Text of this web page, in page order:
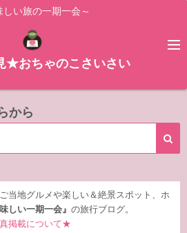
しい旅の一期一会～
★おちゃのこさいさい
から
当地グルメや楽しい＆絶景スポット、ホ
しい一期一会』 の旅行ブログ。
掲載について★